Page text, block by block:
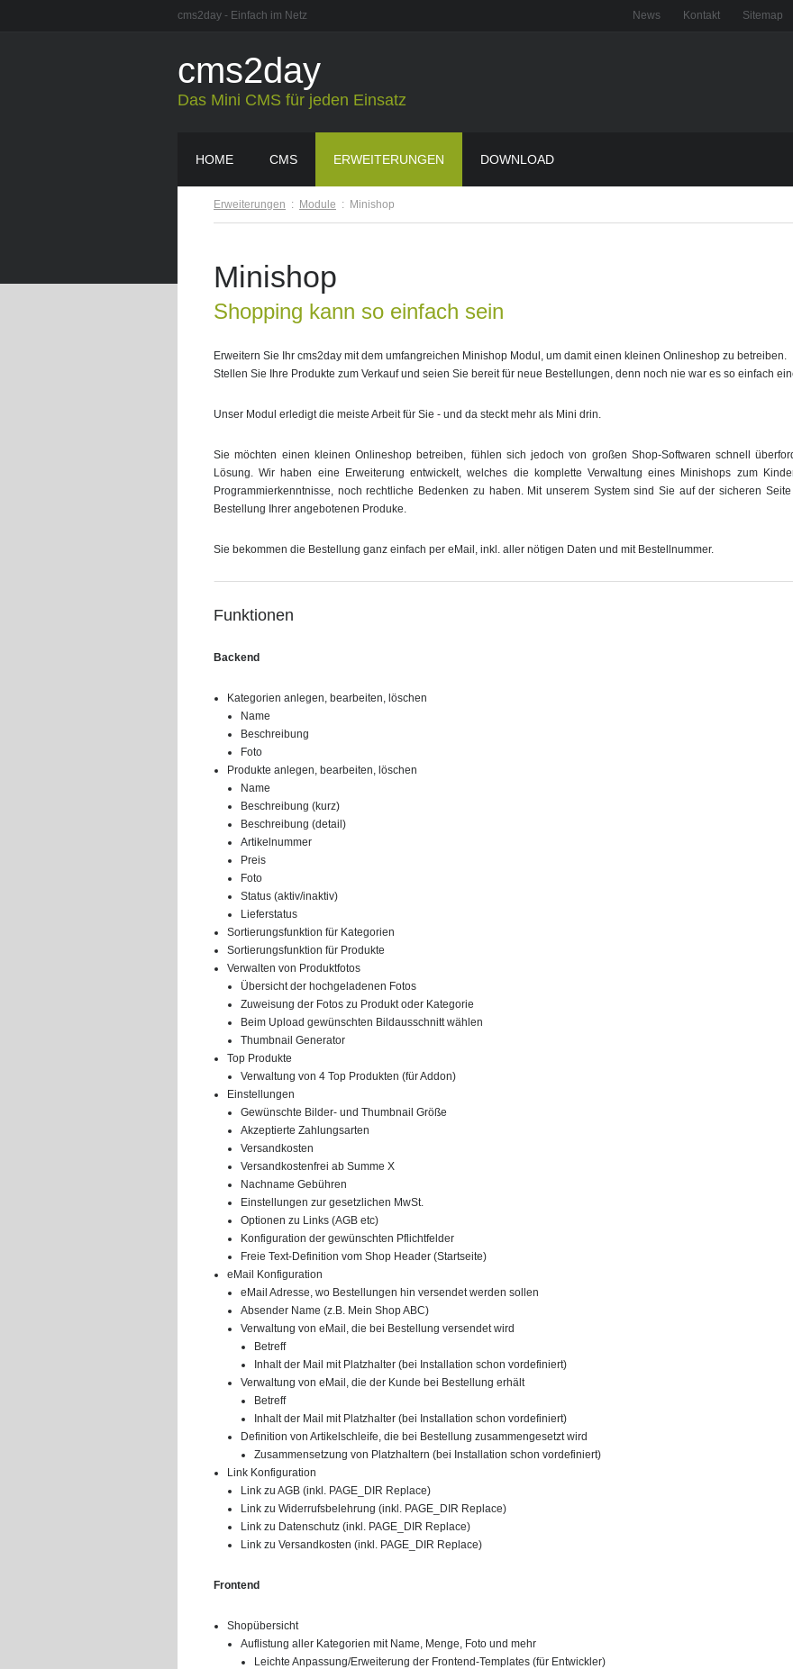
cms2day - Einfach im Netz News Kontakt Sitemap
cms2day
Das Mini CMS für jeden Einsatz
HOME CMS ERWEITERUNGEN DOWNLOAD
Erweiterungen : Module : Minishop
Minishop
Shopping kann so einfach sein
Erweitern Sie Ihr cms2day mit dem umfangreichen Minishop Modul, um damit einen kleinen Onlineshop zu betreiben.
Stellen Sie Ihre Produkte zum Verkauf und seien Sie bereit für neue Bestellungen, denn noch nie war es so einfach
Unser Modul erledigt die meiste Arbeit für Sie - und da steckt mehr als Mini drin.
Sie möchten einen kleinen Onlineshop betreiben, fühlen sich jedoch von großen Shop-Softwaren schnell
Lösung. Wir haben eine Erweiterung entwickelt, welches die komplette Verwaltung eines Minishops zum
Programmierkenntnisse, noch rechtliche Bedenken zu haben. Mit unserem System sind Sie auf der sicheren
Bestellung Ihrer angebotenen Produke.
Sie bekommen die Bestellung ganz einfach per eMail, inkl. aller nötigen Daten und mit Bestellnummer.
Funktionen
Backend
Kategorien anlegen, bearbeiten, löschen
Name
Beschreibung
Foto
Produkte anlegen, bearbeiten, löschen
Name
Beschreibung (kurz)
Beschreibung (detail)
Artikelnummer
Preis
Foto
Status (aktiv/inaktiv)
Lieferstatus
Sortierungsfunktion für Kategorien
Sortierungsfunktion für Produkte
Verwalten von Produktfotos
Übersicht der hochgeladenen Fotos
Zuweisung der Fotos zu Produkt oder Kategorie
Beim Upload gewünschten Bildausschnitt wählen
Thumbnail Generator
Top Produkte
Verwaltung von 4 Top Produkten (für Addon)
Einstellungen
Gewünschte Bilder- und Thumbnail Größe
Akzeptierte Zahlungsarten
Versandkosten
Versandkostenfrei ab Summe X
Nachname Gebühren
Einstellungen zur gesetzlichen MwSt.
Optionen zu Links (AGB etc)
Konfiguration der gewünschten Pflichtfelder
Freie Text-Definition vom Shop Header (Startseite)
eMail Konfiguration
eMail Adresse, wo Bestellungen hin versendet werden sollen
Absender Name (z.B. Mein Shop ABC)
Verwaltung von eMail, die bei Bestellung versendet wird
Betreff
Inhalt der Mail mit Platzhalter (bei Installation schon vordefiniert)
Verwaltung von eMail, die der Kunde bei Bestellung erhält
Betreff
Inhalt der Mail mit Platzhalter (bei Installation schon vordefiniert)
Definition von Artikelschleife, die bei Bestellung zusammengesetzt wird
Zusammensetzung von Platzhaltern (bei Installation schon vordefiniert)
Link Konfiguration
Link zu AGB (inkl. PAGE_DIR Replace)
Link zu Widerrufsbelehrung (inkl. PAGE_DIR Replace)
Link zu Datenschutz (inkl. PAGE_DIR Replace)
Link zu Versandkosten (inkl. PAGE_DIR Replace)
Frontend
Shopübersicht
Auflistung aller Kategorien mit Name, Menge, Foto und mehr
Leichte Anpassung/Erweiterung der Frontend-Templates (für Entwickler)